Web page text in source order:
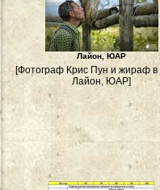
Лайон, ЮАР
[Фотограф Крис Пун и жираф в
Лайон, ЮАР]